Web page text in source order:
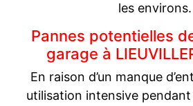
les environs.
Pannes potentielles
garage à
En raison d’un manque
utilisation intensive